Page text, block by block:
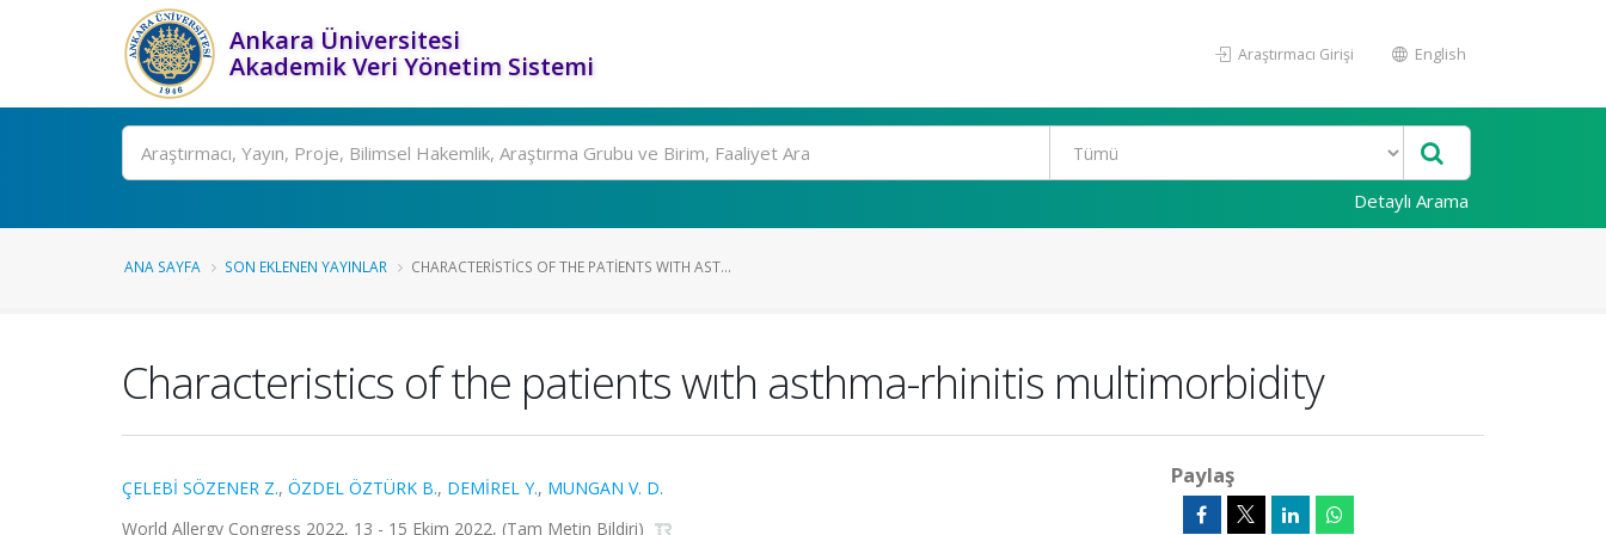
Ankara Üniversitesi
Akademik Veri Yönetim Sistemi
Araştırmacı Girişi English
Ara
Detaylı Arama
ANA SAYFA SON EKLENEN YAYINLAR CHARACTERISTICS OF THE PATIENTS WITH AST...
Characteristics of the patients wıth asthma-rhinitis multimorbidity
ÇELEBİ SÖZENER Z., ÖZDEL ÖZTÜRK B., DEMİREL Y., MUNGAN V. D.
World Allergy Congress 2022, 13 - 15 Ekim 2022, (Tam Metin Bildiri)
Paylaş